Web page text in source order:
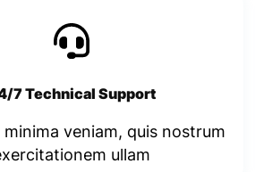
7 Technical Support
veniam, quis nostrum
ullam